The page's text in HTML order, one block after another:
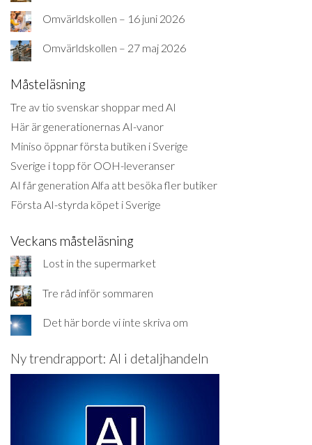
Omvärldskollen – 16 juni 2026
Omvärldskollen – 27 maj 2026
Måsteläsning
Tre av tio svenskar shoppar med AI
Här är generationernas AI-vanor
Miniso öppnar första butiken i Sverige
Sverige i topp för OOH-leveranser
AI får generation Alfa att besöka fler butiker
Första AI-styrda köpet i Sverige
Veckans måsteläsning
Lost in the supermarket
Tre råd inför sommaren
Det här borde vi inte skriva om
Ny trendrapport: AI i detaljhandeln